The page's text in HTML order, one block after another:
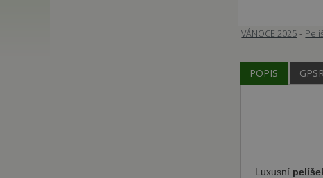
VÁNOCE 2025 -
POPIS GPSR
Luxusní